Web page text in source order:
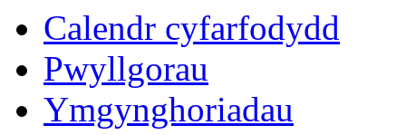
Calendr cyfarfodydd
Pwyllgorau
Ymgynghoriadau